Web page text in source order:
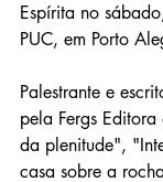
Espírita no
PUC, em Porto
Palestrante e
pela Fergs
da plenitude",
casa sobre a